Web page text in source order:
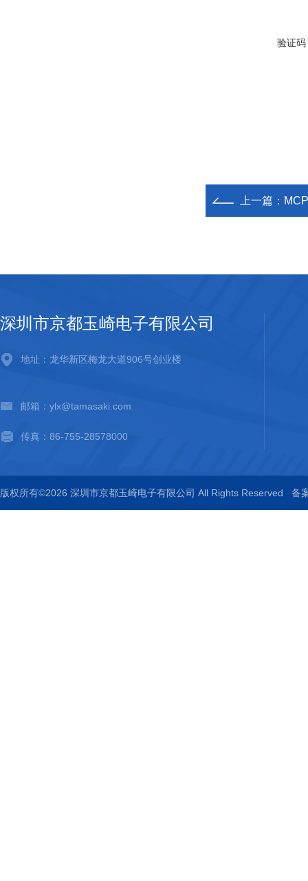
验证码
上一篇：
深圳市京都玉崎电子有限公司
地址：龙华新区梅龙大道906号创业楼
邮箱：ylx@tamasaki.com
传真：86-755-28578000
版权所有©2026 深圳市京都玉崎电子有限公司 All Rights Reserved 备